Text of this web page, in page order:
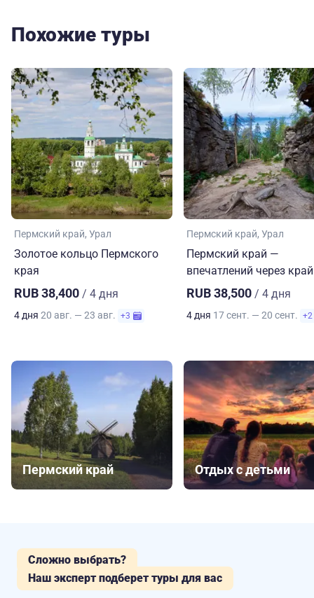
Похожие туры
Пермский край Урал
Золотое кольцо Пермского
края
RUB 38,400 / 4 дня
4 дня 20 авг. — 23 авг. +3
Пермский край Урал
Пермский край —
впечатлений через край
RUB 38,500 / 4 дня
4 дня 17 сент. — 20 сент. +2
Пермский край Отдых с детьми
Сложно выбрать?
Наш эксперт подберет туры для вас